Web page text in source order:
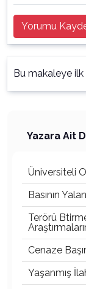
Yorumu
Bu makaleye
Yazara Ait
Üniversiteli
Basının
Terörü
Cenaze
Yaşanmış